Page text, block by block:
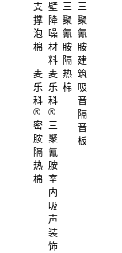
支
撑
泡
棉
壁
降
噪
材
料
麦
乐
科
®
密
胺
隔
热
棉
麦
乐
科
®
三
聚
氰
胺
室
内
吸
声
装
饰
三
聚
氰
胺
隔
热
棉
三
聚
氰
胺
建
筑
吸
音
隔
音
板